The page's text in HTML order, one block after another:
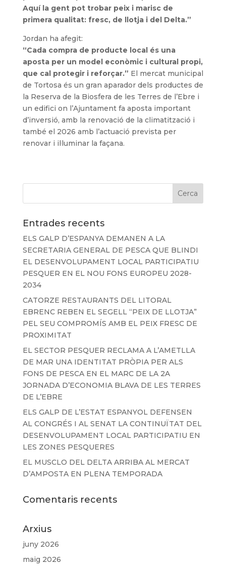
Aquí la gent pot trobar peix i marisc de
primera qualitat: fresc, de llotja i del Delta.”
Jordan ha afegit:
“Cada compra de producte local és una
aposta per un model econòmic i cultural propi,
que cal protegir i reforçar.” El mercat municipal
de Tortosa és un gran aparador dels productes de
la Reserva de la Biosfera de les Terres de l’Ebre i
un edifici on l’Ajuntament fa aposta important
d’inversió, amb la renovació de la climatització i
també el 2026 amb l’actuació prevista per
renovar i il·luminar la façana.
Entrades recents
ELS GALP D’ESPANYA DEMANEN A LA
SECRETARIA GENERAL DE PESCA QUE BLINDI
EL DESENVOLUPAMENT LOCAL PARTICIPATIU
PESQUER EN EL NOU FONS EUROPEU 2028-
2034
CATORZE RESTAURANTS DEL LITORAL
EBRENC REBEN EL SEGELL “PEIX DE LLOTJA”
PEL SEU COMPROMÍS AMB EL PEIX FRESC DE
PROXIMITAT
EL SECTOR PESQUER RECLAMA A L’AMETLLA
DE MAR UNA IDENTITAT PRÒPIA PER ALS
FONS DE PESCA EN EL MARC DE LA 2A
JORNADA D’ECONOMIA BLAVA DE LES TERRES
DE L’EBRE
ELS GALP DE L’ESTAT ESPANYOL DEFENSEN
AL CONGRÉS I AL SENAT LA CONTINUÏTAT DEL
DESENVOLUPAMENT LOCAL PARTICIPATIU EN
LES ZONES PESQUERES
EL MUSCLO DEL DELTA ARRIBA AL MERCAT
D’AMPOSTA EN PLENA TEMPORADA
Comentaris recents
Arxius
juny 2026
maig 2026